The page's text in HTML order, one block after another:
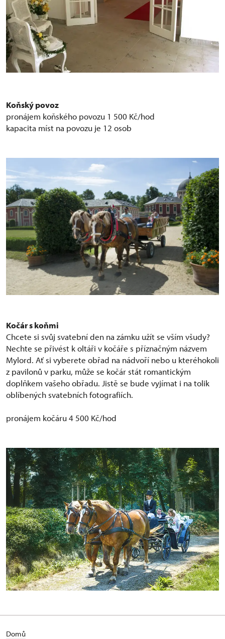
Koňský povoz
pronájem koňského povozu 1 500 Kč/hod
kapacita míst na povozu je 12 osob
Kočár s koňmi
Chcete si svůj svatební den na zámku užít se vším všudy?
Nechte se přivést k oltáři v kočáře s příznačným názvem
Mylord. Ať si vyberete obřad na nádvoří nebo u kteréhokoli
z pavilonů v parku, může se kočár stát romantickým
doplňkem vašeho obřadu. Jistě se bude vyjímat i na tolik
oblíbených svatebních fotografiích.
pronájem kočáru 4 500 Kč/hod
Domů